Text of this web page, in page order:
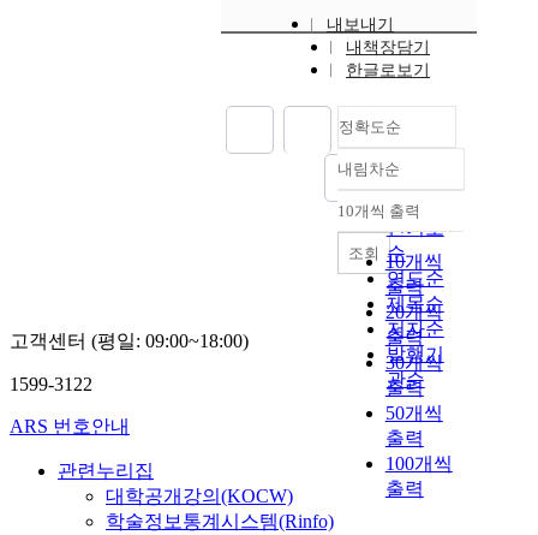
내보내기
내책장담기
한글로보기
정확도순
정확도
순
인기도
순
연도순
제목순
저자순
발행기
관순
내림차순
내림차순
10개씩 출력
10개씩
출력
20개씩
출력
30개씩
출력
50개씩
출력
100개씩
출력
조회
고객센터 (평일: 09:00~18:00)
1599-3122
ARS 번호안내
관련누리집
대학공개강의(KOCW)
학술정보통계시스템(Rinfo)